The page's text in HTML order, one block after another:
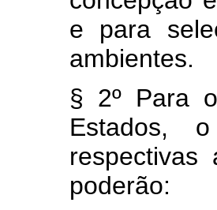
e para
ambientes.
§ 2º Para
Estados,
poderão: